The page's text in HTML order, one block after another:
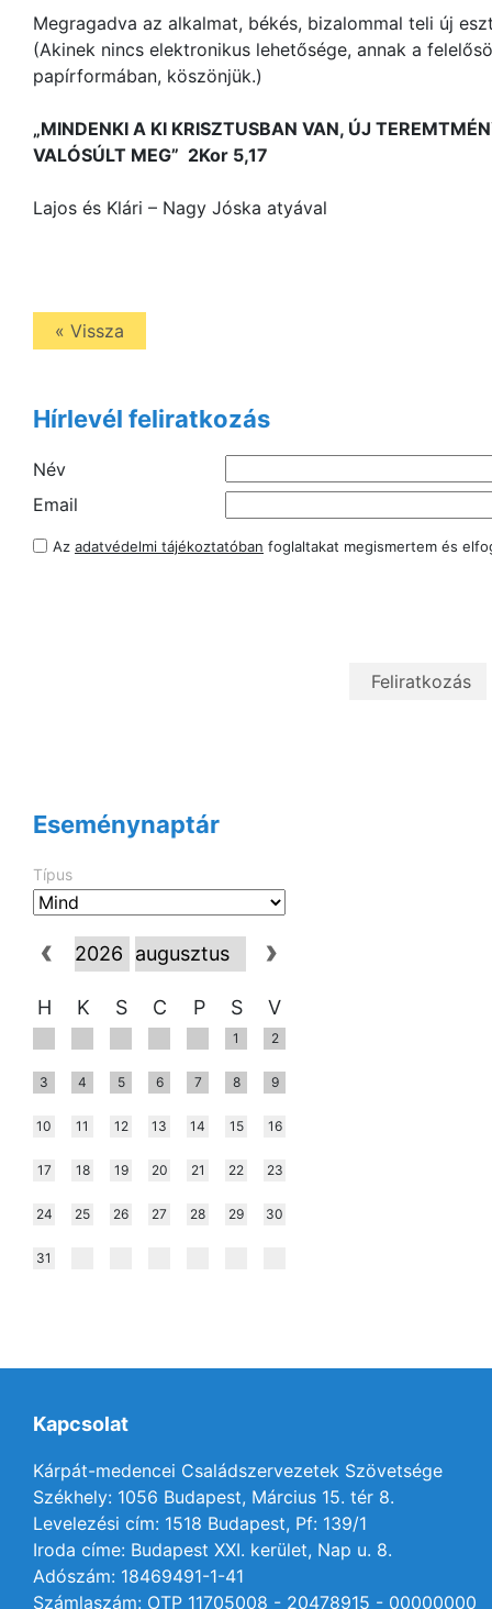
Megragadva az alkalmat, békés, bizalommal teli új
(Akinek nincs elektronikus lehetősége, annak a
papírformában, köszönjük.)
„MINDENKI A KI KRISZTUSBAN VAN, ÚJ
VALÓSÚLT MEG” 2Kor 5,17
Lajos és Klári – Nagy Jóska atyával
« Vissza
Hírlevél feliratkozás
Név
Email
Az adatvédelmi tájékoztatóban foglaltakat megismertem és
Eseménynaptár
Típus
H K S C P S V
1 2
3 4 5 6 7 8 9
10 11 12 13 14 15 16
17 18 19 20 21 22 23
24 25 26 27 28 29 30
31
Kapcsolat
Kárpát-medencei Családszervezetek Szövetsége
Székhely: 1056 Budapest, Március 15. tér 8.
Levelezési cím: 1518 Budapest, Pf: 139/1
Iroda címe: Budapest XXI. kerület, Nap u. 8.
Adószám: 18469491-1-41
Számlaszám: OTP 11705008 - 20478915 - 00000000